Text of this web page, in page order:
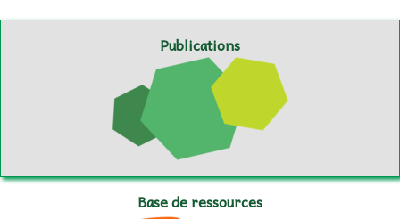
Publications
Base de ressources